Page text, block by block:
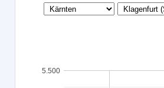
5.500